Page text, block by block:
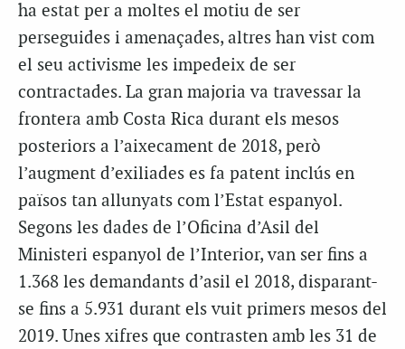
ha estat per a moltes el motiu de ser
perseguides i amenaçades, altres han vist com
el seu activisme les impedeix de ser
contractades. La gran majoria va travessar la
frontera amb Costa Rica durant els mesos
posteriors a l’aixecament de 2018, però
l’augment d’exiliades es fa patent inclús en
països tan allunyats com l’Estat espanyol.
Segons les dades de l’Oficina d’Asil del
Ministeri espanyol de l’Interior, van ser fins a
1.368 les demandants d’asil el 2018, disparant-
se fins a 5.931 durant els vuit primers mesos del
2019. Unes xifres que contrasten amb les 31 de